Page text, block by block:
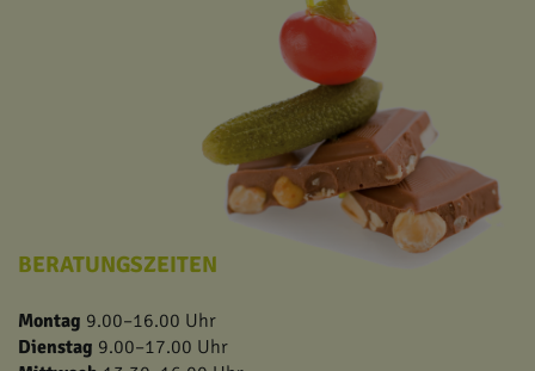
BERATUNGSZEITEN
Montag 9.00–16.00 Uhr
Dienstag 9.00–17.00 Uhr